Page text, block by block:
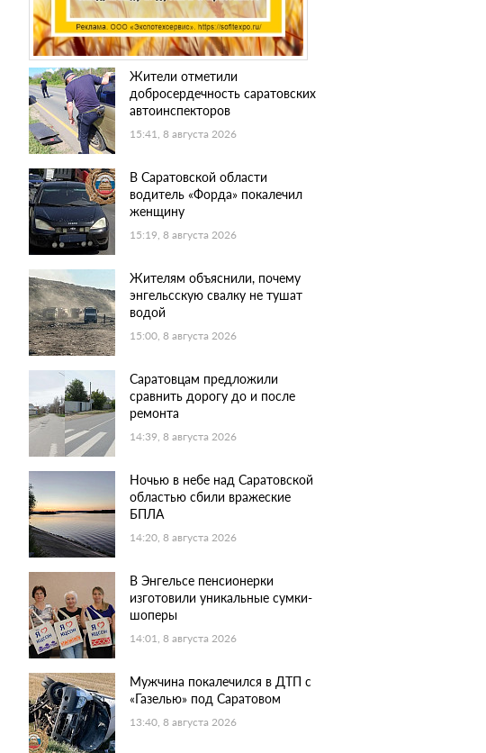
Жители отметили
добросердечность саратовских
автоинспекторов
15:41, 8 августа 2026
В Саратовской области
водитель «Форда» покалечил
женщину
15:19, 8 августа 2026
Жителям объяснили, почему
энгельсскую свалку не тушат
водой
15:00, 8 августа 2026
Саратовцам предложили
сравнить дорогу до и после
ремонта
14:39, 8 августа 2026
Ночью в небе над Саратовской
областью сбили вражеские
БПЛА
14:20, 8 августа 2026
В Энгельсе пенсионерки
изготовили уникальные сумки-
шоперы
14:01, 8 августа 2026
Мужчина покалечился в ДТП с
«Газелью» под Саратовом
13:40, 8 августа 2026